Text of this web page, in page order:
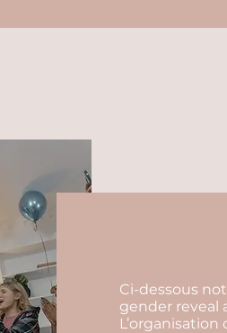
Ci-dessous
gender reveal